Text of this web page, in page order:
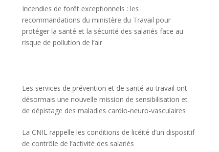
Incendies de forêt exceptionnels : les
recommandations du ministère du Travail pour
protéger la santé et la sécurité des salariés face au
risque de pollution de l’air
Les services de prévention et de santé au travail ont
désormais une nouvelle mission de sensibilisation et
de dépistage des maladies cardio-neuro-vasculaires
La CNIL rappelle les conditions de licéité d’un dispositif
de contrôle de l’activité des salariés